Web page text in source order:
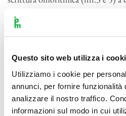
Questo sito web utilizza i
Utilizziamo i cookie per
annunci, per fornire funzionalità
analizzare il nostro traffico.
informazioni sul modo in cui
11), dal contrappunto imitativo
(nn.8 e seconda parte del 12),
consapevolezza di una donna
animam (n.2) il quadruplice trillo
già annunciato dal motto dei
le offende l’anima, pari alle